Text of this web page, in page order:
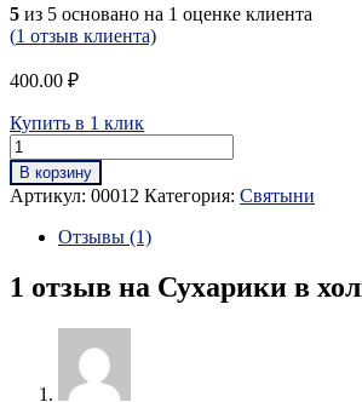
5 из 5 основано на 1 оценке клиента
(1 отзыв клиента)
400.00 ₽
Купить в 1 клик
В корзину
Артикул: 00012 Категория: Святыни
Отзывы (1)
1 отзыв на Сухарики в